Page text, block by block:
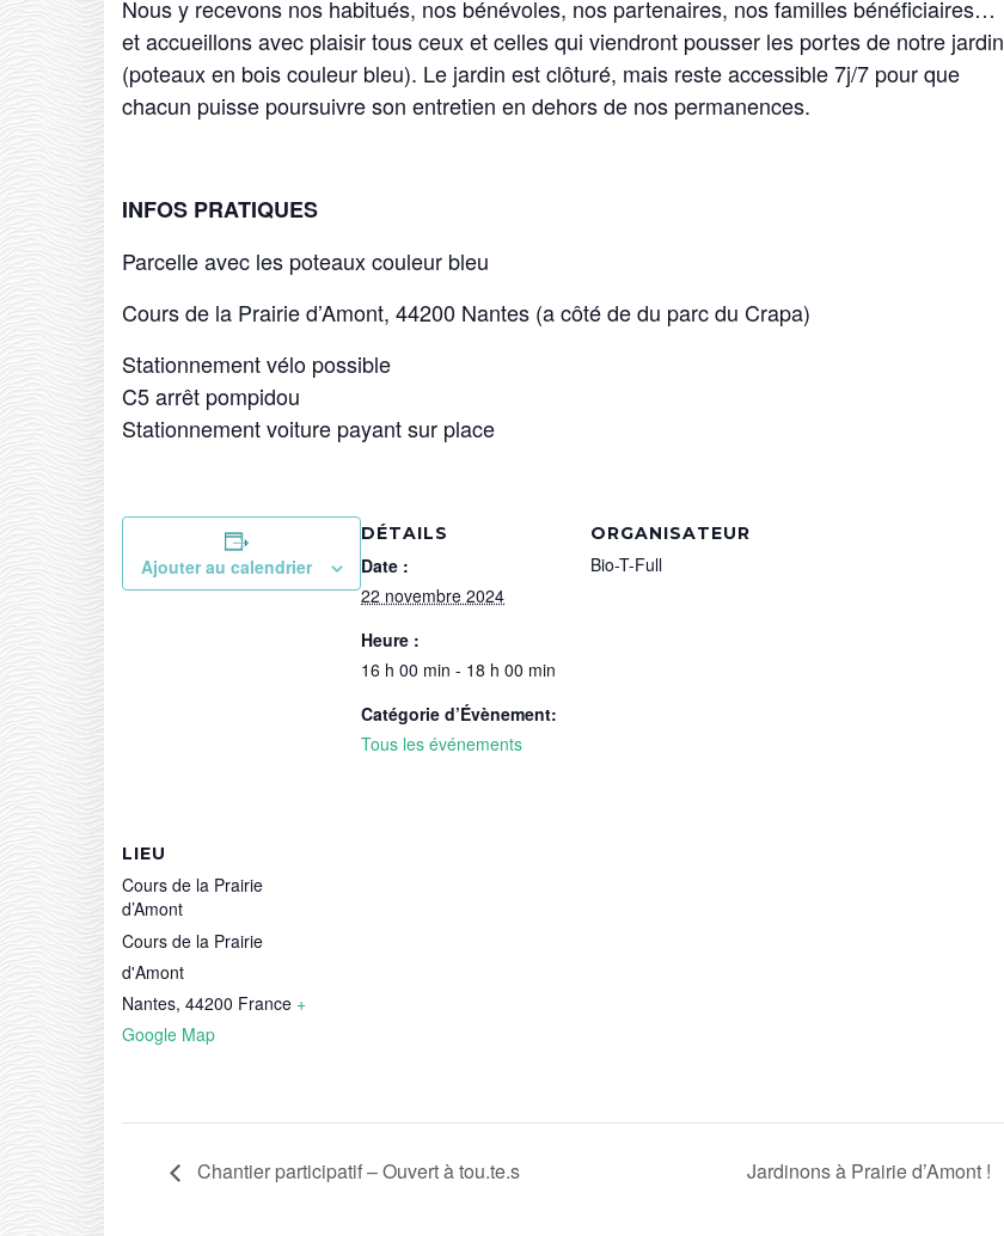
Nous y recevons nos habitués, nos bénévoles, nos partenaires, nos familles bénéficiaires…
et accueillons avec plaisir tous ceux et celles qui viendront pousser les portes de notre jardin
(poteaux en bois couleur bleu). Le jardin est clôturé, mais reste accessible 7j/7 pour que
chacun puisse poursuivre son entretien en dehors de nos permanences.
INFOS PRATIQUES
Parcelle avec les poteaux couleur bleu
Cours de la Prairie d’Amont, 44200 Nantes (a côté de du parc du Crapa)
Stationnement vélo possible
C5 arrêt pompidou
Stationnement voiture payant sur place
Ajouter au calendrier
DÉTAILS
Date :
22 novembre 2024
Heure :
16 h 00 min - 18 h 00 min
Catégorie d’Évènement:
Tous les événements
ORGANISATEUR
Bio-T-Full
LIEU
Cours de la Prairie
d’Amont
Cours de la Prairie
d'Amont
Nantes, 44200 France +
Google Map
Chantier participatif – Ouvert à tou.te.s Jardinons à Prairie d’Amont !